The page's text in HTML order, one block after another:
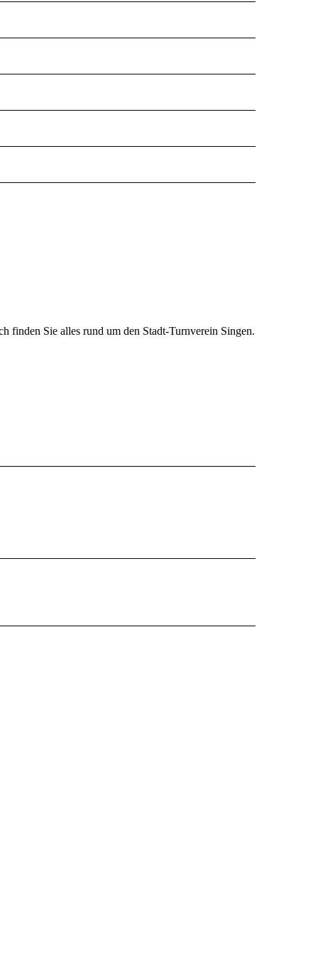
finden Sie alles rund um den Stadt-Turnverein Singen.